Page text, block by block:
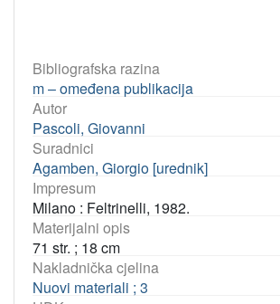
Bibliografska razina
m – omeđena publikacija
Autor
Pascoli, Giovanni
Suradnici
Agamben, Giorgio [urednik]
Impresum
Milano : Feltrinelli, 1982.
Materijalni opis
71 str. ; 18 cm
Nakladnička cjelina
Nuovi materiali ; 3